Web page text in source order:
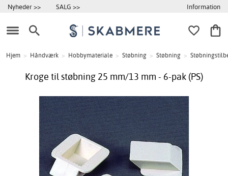
Nyheder >> SALG >> Information
Hjem > Håndværk > Hobbymateriale > Støbning > Støbning >
Kroge til støbning 25 mm/13 mm - 6-pak (PS)